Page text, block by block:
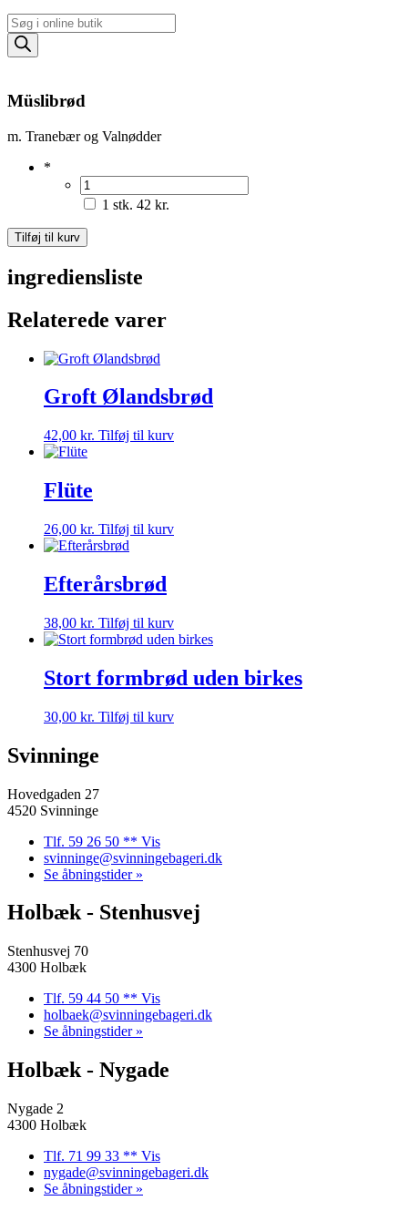
Products
search
Müslibrød
m. Tranebær og Valnødder
*
1 stk. 42 kr.
Müslibrød
antal
Tilføj til kurv
ingrediensliste
Relaterede varer
Groft Ølandsbrød
42,00 kr. Tilføj til kurv
Flüte
26,00 kr. Tilføj til kurv
Efterårsbrød
38,00 kr. Tilføj til kurv
Stort formbrød uden birkes
30,00 kr. Tilføj til kurv
Svinninge
Hovedgaden 27
4520 Svinninge
Tlf. 59 26 50 ** Vis
svinninge@svinningebageri.dk
Se åbningstider »
Holbæk - Stenhusvej
Stenhusvej 70
4300 Holbæk
Tlf. 59 44 50 ** Vis
holbaek@svinningebageri.dk
Se åbningstider »
Holbæk - Nygade
Nygade 2
4300 Holbæk
Tlf. 71 99 33 ** Vis
nygade@svinningebageri.dk
Se åbningstider »